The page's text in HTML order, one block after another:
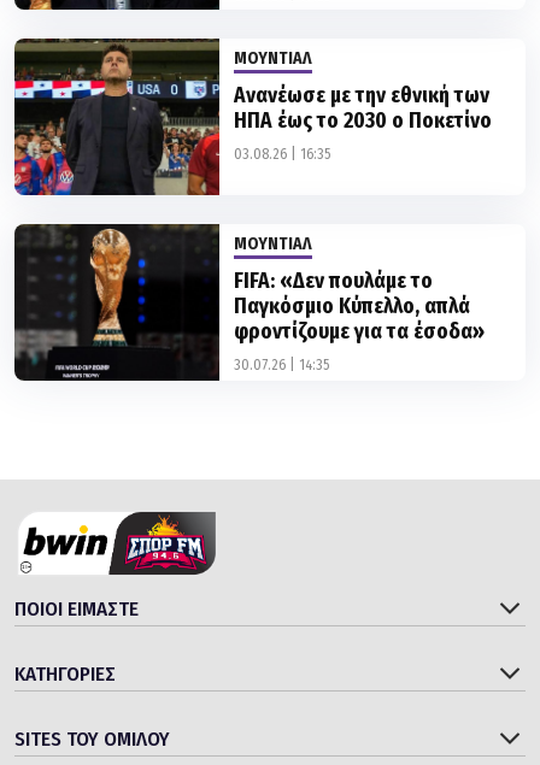
ΜΟΥΝΤΙΑΛ
ΗΠΑ έως το 2030 ο Ποκετίνο
03.08.26 | 16:35
Παγκόσμιο Κύπελλο, απλά
φροντίζουμε για τα έσοδα»
30.07.26 | 14:35
ΠΟΙΟΙ ΕΙΜΑΣΤΕ
ΚΑΤΗΓΟΡΙΕΣ
SITES ΤΟΥ ΟΜΙΛΟΥ
© 2006 - 2026 bwinΣΠΟΡ FM 94.6